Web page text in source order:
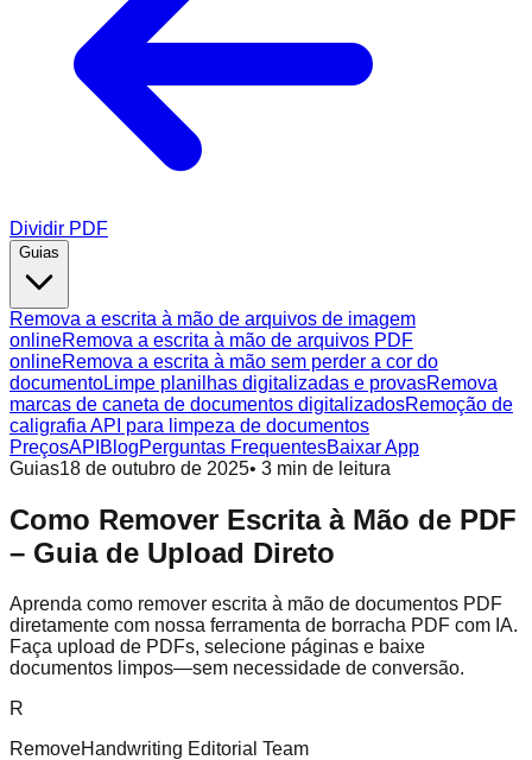
Dividir PDF
Guias
Remova a escrita à mão de arquivos de imagem
onlineRemova a escrita à mão de arquivos PDF
onlineRemova a escrita à mão sem perder a cor do
documentoLimpe planilhas digitalizadas e provasRemova
marcas de caneta de documentos digitalizadosRemoção de
caligrafia API para limpeza de documentos
PreçosAPI BlogPerguntas FrequentesBaixar App
Guias18 de outubro de 2025• 3 min de leitura
Como Remover Escrita à Mão de PDF
– Guia de Upload Direto
Aprenda como remover escrita à mão de documentos PDF
diretamente com nossa ferramenta de borracha PDF com IA.
Faça upload de PDFs, selecione páginas e baixe
documentos limpos—sem necessidade de conversão.
R
RemoveHandwriting Editorial Team